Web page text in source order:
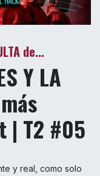
de...
Y LA
| T2 #05
y real, como solo